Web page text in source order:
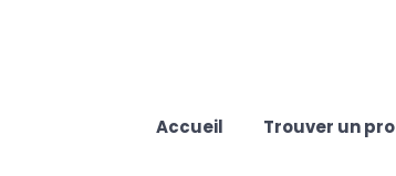
Accueil Trouver un pro